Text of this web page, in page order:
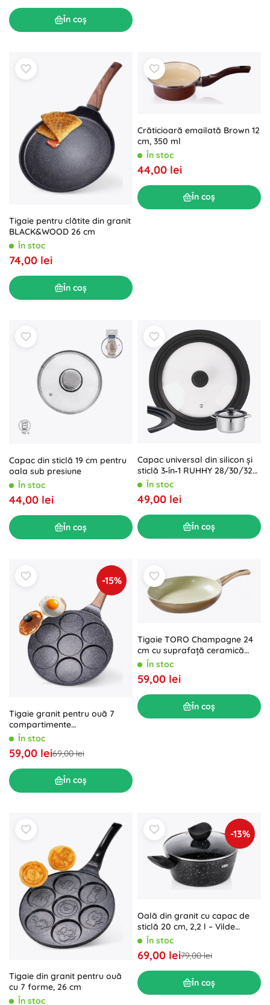
În coș
Tigaie pentru clătite din granit
BLACK&WOOD 26 cm
În stoc
74,00 lei
În coș
Crăticioară emailată Brown 12
cm, 350 ml
În stoc
44,00 lei
În coș
Capac din sticlă 19 cm pentru
oala sub presiune
În stoc
44,00 lei
În coș
Capac universal din silicon și
sticlă 3‑în‑1 RUHHY 28/30/32
cmÎn stoc
49,00 lei
În coș
-15%
Tigaie granit pentru ouă 7
compartimente
BLACK&WOOD 26 cm
În stoc
59,00 lei69,00 lei
În coș
Tigaie TORO Champagne 24
cm cu suprafață ceramică
antiaderentă
În stoc
59,00 lei
În coș
Tigaie din granit pentru ouă
cu 7 forme, 26 cm
În stoc
-13%
Oală din granit cu capac de
sticlă 20 cm, 2,2 l – Vilde
Granitica Line
În stoc
69,00 lei79,00 lei
În coș